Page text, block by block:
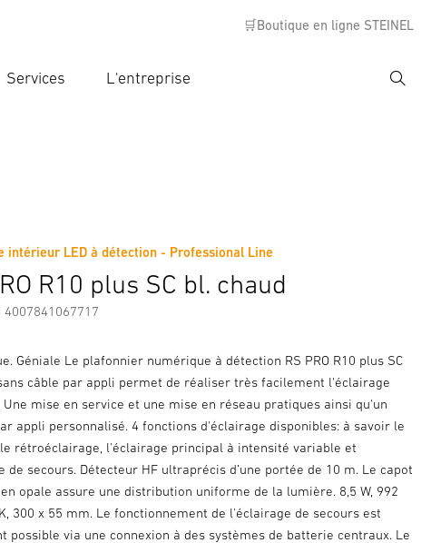
🛒Boutique en ligne STEINEL
Services L'entreprise
intérieur LED à détection - Professional Line
R10 plus SC bl. chaud
4007841067717
Géniale Le plafonnier numérique à détection RS PRO R10 plus SC
câble par appli permet de réaliser très facilement l'éclairage
Une mise en service et une mise en réseau pratiques ainsi qu'un
appli personnalisé. 4 fonctions d'éclairage disponibles: à savoir le
rétroéclairage, l'éclairage principal à intensité variable et
de secours. Détecteur HF ultraprécis d’une portée de 10 m. Le capot
opale assure une distribution uniforme de la lumière. 8,5 W, 992
300 x 55 mm. Le fonctionnement de l'éclairage de secours est
possible via une connexion à des systèmes de batterie centraux. Le
Informations sur le fabricant